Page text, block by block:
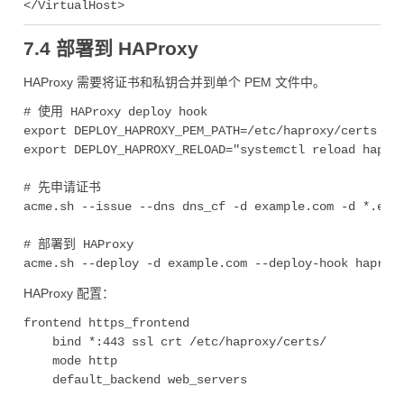
7.4 部署到 HAProxy
HAProxy 需要将证书和私钥合并到单个 PEM 文件中。
# 使用 HAProxy deploy hook
export DEPLOY_HAPROXY_PEM_PATH=/etc/haproxy/certs
export DEPLOY_HAPROXY_RELOAD="systemctl reload
# 先申请证书
acme.sh --issue --dns dns_cf -d example.com -d
# 部署到 HAProxy
HAProxy 配置：
frontend https_frontend
    bind *:443 ssl crt /etc/haproxy/certs/
    mode http